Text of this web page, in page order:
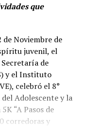
que
de Noviembre de
juvenil, el
de
y el Instituto
celebró el 8°
del Adolescente y la
“A Pasos de
corredoras y